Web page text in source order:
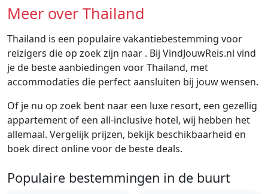
Meer over Thailand
Thailand is een populaire vakantiebestemming voor
reizigers die op zoek zijn naar . Bij VindJouwReis.nl vind
je de beste aanbiedingen voor Thailand, met
accommodaties die perfect aansluiten bij jouw wensen.
Of je nu op zoek bent naar een luxe resort, een gezellig
appartement of een all-inclusive hotel, wij hebben het
allemaal. Vergelijk prijzen, bekijk beschikbaarheid en
boek direct online voor de beste deals.
Populaire bestemmingen in de buurt